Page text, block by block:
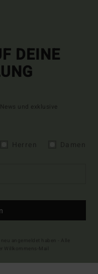
DEINE
und exklusive